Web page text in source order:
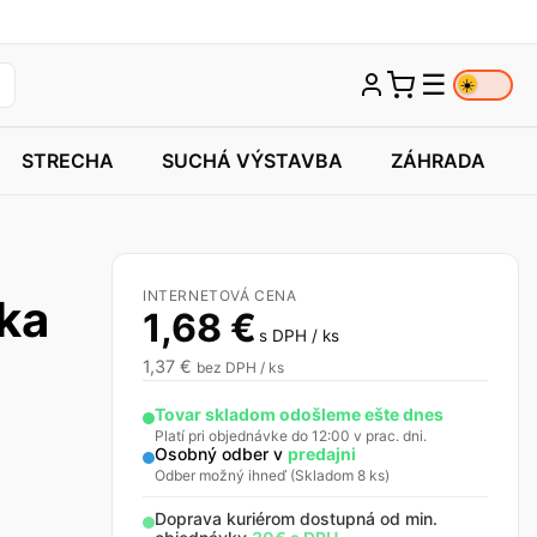
☰ ☀️
STRECHA SUCHÁ VÝSTAVBA ZÁHRADA
INTERNETOVÁ CENA
1,68 € s DPH / ks
1,37 € bez DPH / ks
Tovar skladom odošleme ešte dnes
Platí pri objednávke do 12:00 v prac. dni.
Osobný odber v predajni
Odber možný ihneď (Skladom 8 ks)
Doprava kuriérom dostupná od min.